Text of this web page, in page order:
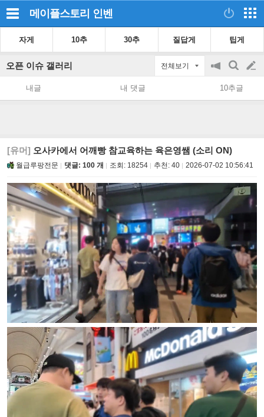
메이플스토리 인벤
자게 10추 30추 질답게 팁게
오픈 이슈 갤러리 전체보기
공
지
on/off
검
색
글
쓰
내글 내 댓글 10추글
[유머] 오사카에서 어깨빵 참교육하는 육은영쌤 (소리 ON)
월급루팡전문 댓글: 100 개 조회: 18254 추천: 40 2026-07-02 10:56:41